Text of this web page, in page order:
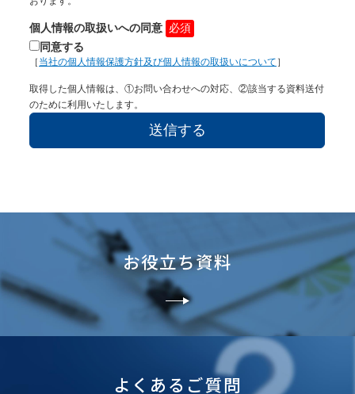
お役立ち資料
よくあるご質問